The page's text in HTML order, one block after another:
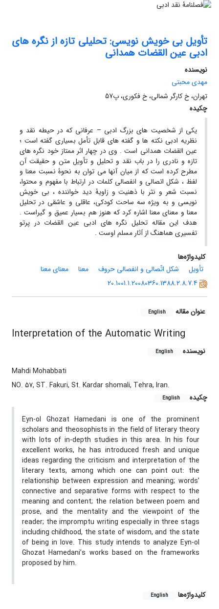
تأویل بی خویش نویسی: تحلیلی تازه از نگره های
ادبی عین القضات همدانی
نویسنده
مهدی محبتی
تهران، خ کارگر شمالی، خ فکوری، پ57
چکیده
یکی از شخصیت های بزرگ ادبی – عرفانی که در حیطه نقد و
نظریه ادبی نکته ها و گفته های قابل تأمل بسیاری گفته است ؛
عین القضات همدانی است . وی در چهار اثر ممتاز خود نگره های
تازه و نادری را در باب نقد و تحلیل و تأویل متن و حقیقت آن
مطرح کرده است که از میان آنها می توان به نحوۀ نسبت معنا و
لفظ ، شکل اتصالی و انفصالی کلمات در ارتباط با مفهوم و محتوا،
نسبت شعر و نثر با ذهنیت و زاویۀ دید خواننده ، بی خویش
نویسی و به ویژه سه ساحت کودکی، عاقلی و عاشقی در تحلیل
معنا و معنای معنا اشاره کرد که هنوز هم بسیار عمیق و گیراست .
هدف این مقاله تحلیل نگره های ادبی عین القضات در پرتو
تفسیری هماهنگ از آثار مسلم اوست .
کلیدواژه‌ها
تأویل
شکل اتّصالی و انفصالی حروف معنا
معنای معنا
20.1001.1.20080360.1388.2.8.7.4
عنوان مقاله English
Interpretation of the Automatic Writing
نویسنده English
Mahdi Mohabbati
NO. 57, ST. Fakuri, St. Kardar shomali, Tehra, Iran.
چکیده
English
Eyn-ol Ghozat Hamedani is one of the prominent
scholars and theosophists in the field of literary theory
with lots of in-depth studies in this area. In his four
excellent works, he has introduced fresh and unique
ideas regarding the criticism and interpretation of the
literary texts, among which one can point out: the
relationship between expression and meaning; words’
connective and separative forms with respect to the
meaning and content; the relation between poem and
prose, and the mentality and the viewpoint of the
reader; the impromptu writing especially in three stags
including childhood, the state of wisdom, and the state
of being in love. This study intends to analyze Eyn-ol
Ghozat Hamedani’s works based on the frameworks
proposed by him.
کلیدواژه‌ها English